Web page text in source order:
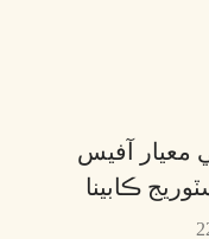
معيار آفيس